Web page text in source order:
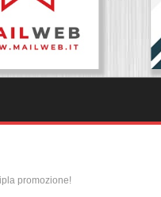
promozione!